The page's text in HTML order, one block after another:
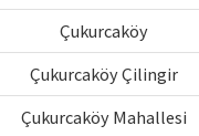
Çukurcaköy
Çukurcaköy Çilingir
Çukurcaköy Mahallesi